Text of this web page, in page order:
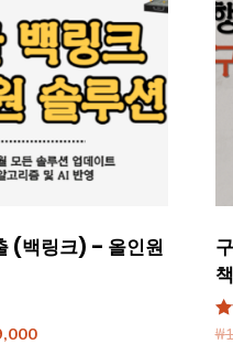
(백링크) – 올인원
현
5
₩